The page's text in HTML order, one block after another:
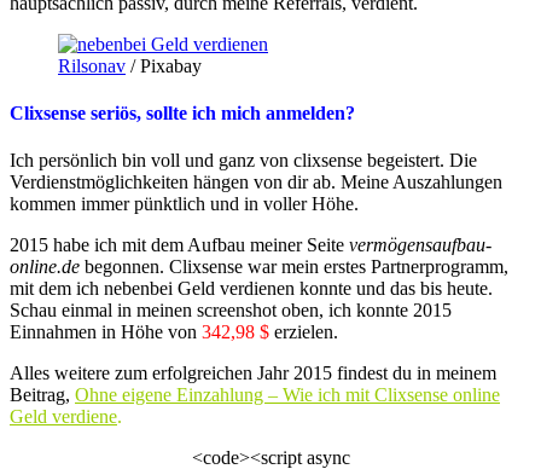
Rilsonav / Pixabay
Clixsense seriös, sollte ich mich anmelden?
Ich persönlich bin voll und ganz von clixsense begeistert. Die
Verdienstmöglichkeiten hängen von dir ab. Meine Auszahlungen
kommen immer pünktlich und in voller Höhe.
2015 habe ich mit dem Aufbau meiner Seite vermögensaufbau-
online.de begonnen. Clixsense war mein erstes Partnerprogramm,
mit dem ich nebenbei Geld verdienen konnte und das bis heute.
Schau einmal in meinen screenshot oben, ich konnte 2015
Einnahmen in Höhe von 342,98 $ erzielen.
Alles weitere zum erfolgreichen Jahr 2015 findest du in meinem
Beitrag, Ohne eigene Einzahlung – Wie ich mit Clixsense online
Geld verdiene.
<code><script async